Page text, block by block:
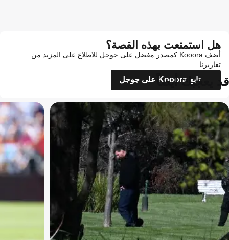
هل استمتعت بهذه القصة؟
أضف Kooora كمصدر مفضل على جوجل للاطلاع على المزيد من
تقاريرنا
تابع Kooora على جوجل
قد يعجبك أيضاً